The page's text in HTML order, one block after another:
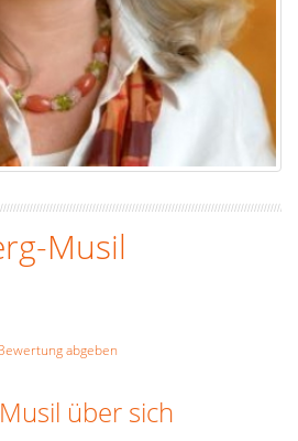
Musil
abgeben
über sich